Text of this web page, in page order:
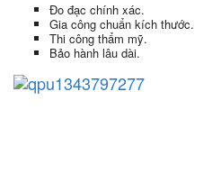
Đo đạc chính xác.
Gia công chuẩn kích thước.
Thi công thẩm mỹ.
Bảo hành lâu dài.